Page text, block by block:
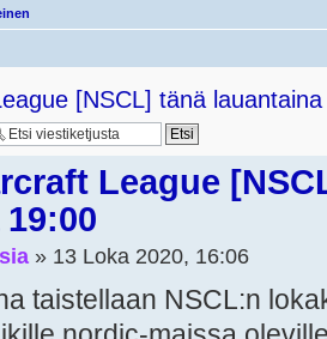
[NSCL] tänä
League
» 13 Loka 2020, 16:06
taistellaan NSCL:n